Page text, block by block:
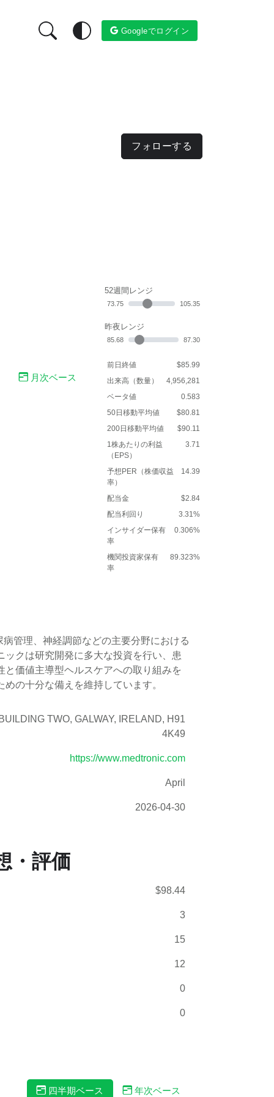
Googleでログイン
フォローする
月次ベース
52週間レンジ
73.75 105.35
昨夜レンジ
85.68 87.30
前日終値
$85.99
出来高（数量）
4,956,281
ベータ値
0.583
50日移動平均値
$80.81
200日移動平均値
$90.11
1株あたりの利益
（EPS）
3.71
予想PER（株価収益
率）
14.39
配当金
$2.84
配当利回り
3.31%
インサイダー保有
率
0.306%
機関投資家保有
率
89.323%
管理、神経調節などの主要分野における
クは研究開発に多大な投資を行い、患
価値主導型ヘルスケアへの取り組みを
の十分な備えを維持しています。
BUILDING TWO, GALWAY, IRELAND, H91
4K49
https://www.medtronic.com
April
2026-04-30
・評価
$98.44
3
15
12
0
0
四半期ベース 年次ベース